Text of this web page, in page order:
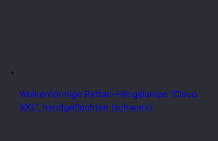
Wolkenförmige Rattan-Hängelampe "Cloud
XXL", handgeflochten (schwarz)